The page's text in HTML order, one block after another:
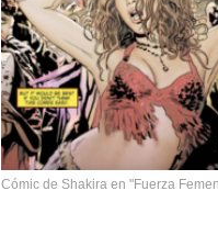
Cómic de Shakira en "Fuerza